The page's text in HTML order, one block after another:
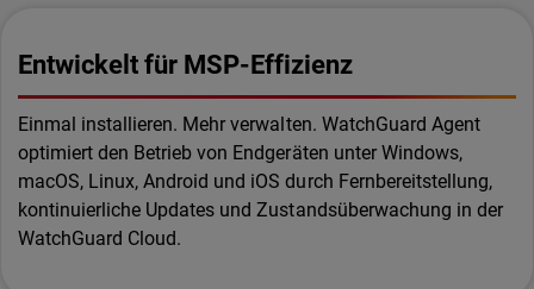
Entwickelt für MSP-Effizienz
Einmal installieren. Mehr verwalten. WatchGuard Agent
optimiert den Betrieb von Endgeräten unter Windows,
macOS, Linux, Android und iOS durch Fernbereitstellung,
kontinuierliche Updates und Zustandsüberwachung in der
WatchGuard Cloud.